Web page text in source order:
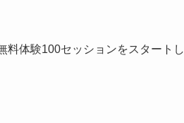
料体験100セッションをスタートし